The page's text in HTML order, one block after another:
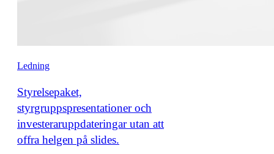
Ledning
Styrelsepaket,
styrgruppspresentationer och
investeraruppdateringar utan att
offra helgen på slides.